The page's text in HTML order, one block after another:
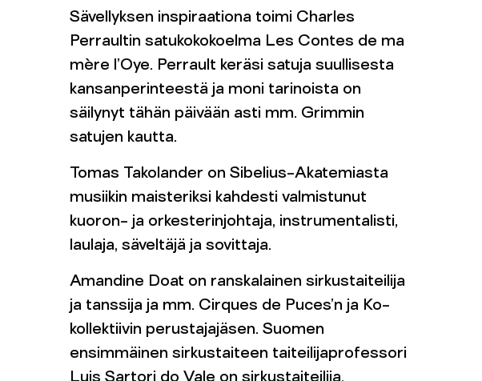
Sävellyksen inspiraationa toimi Charles
Perraultin satukokokoelma Les Contes de ma
mère l’Oye. Perrault keräsi satuja suullisesta
kansanperinteestä ja moni tarinoista on
säilynyt tähän päivään asti mm. Grimmin
satujen kautta.
Tomas Takolander on Sibelius-Akatemiasta
musiikin maisteriksi kahdesti valmistunut
kuoron- ja orkesterinjohtaja, instrumentalisti,
laulaja, säveltäjä ja sovittaja.
Amandine Doat on ranskalainen sirkustaiteilija
ja tanssija ja mm. Cirques de Puces’n ja Ko-
kollektiivin perustajajäsen. Suomen
ensimmäinen sirkustaiteen taiteilijaprofessori
Luis Sartori do Vale on sirkustaiteilija,